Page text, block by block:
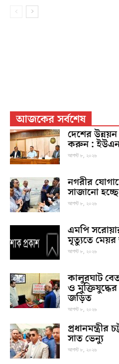
আজকের সর্বশেষ
দেশের
করুন :
আগস্ট ৮, ২০২৬
নগরীর
সাজানো
আগস্ট ৮, ২০২৬
এমপি
মৃত্যুতে মেয়র
আগস্ট ৮, ২০২৬
কালুরঘাট
ও
জড়িত
আগস্ট ৮, ২০২৬
প্রধানমন্ত্রীর
সাত ভেন্যু
আগস্ট ৮, ২০২৬